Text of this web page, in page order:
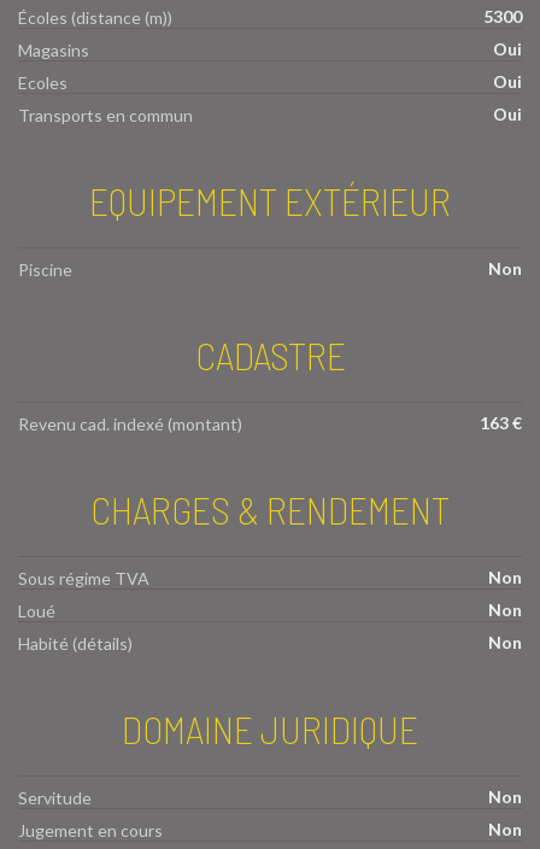
Écoles (distance (m))
5300
Magasins
Oui
Ecoles
Oui
Transports en commun
Oui
EQUIPEMENT EXTÉRIEUR
Piscine Non
CADASTRE
Revenu cad. indexé (montant) 163 €
CHARGES & RENDEMENT
Sous régime TVA
Non
Loué
Non
Habité (détails)
Non
DOMAINE JURIDIQUE
Servitude
Non
Jugement en cours
Non